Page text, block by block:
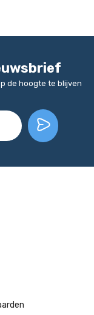
de hoogte te blijven